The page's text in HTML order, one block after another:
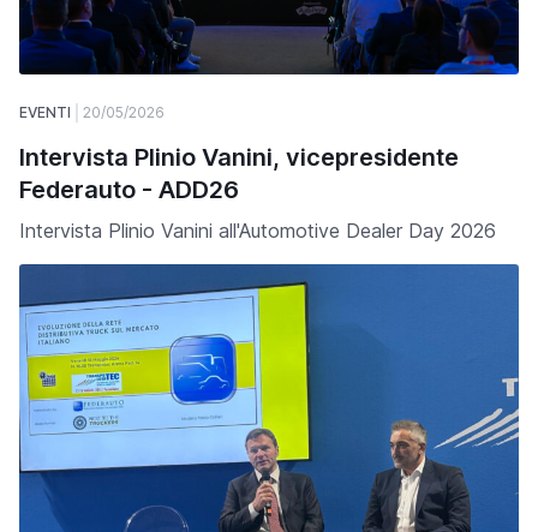
EVENTI 20/05/2026
Intervista Plinio Vanini, vicepresidente
Federauto - ADD26
Intervista Plinio Vanini all'Automotive Dealer Day 2026